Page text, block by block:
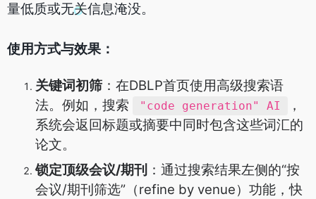
量低质或无关信息淹没。
使用方式与效果：
关键词初筛 ：在DBLP首页使用高级搜索语
法。例如，搜索
"code generation" AI
，
系统会返回标题或摘要中同时包含这些词汇的
论文。
锁定顶级会议/期刊 ：通过搜索结果左侧的“按
会议/期刊筛选”（refine by venue）功能，快